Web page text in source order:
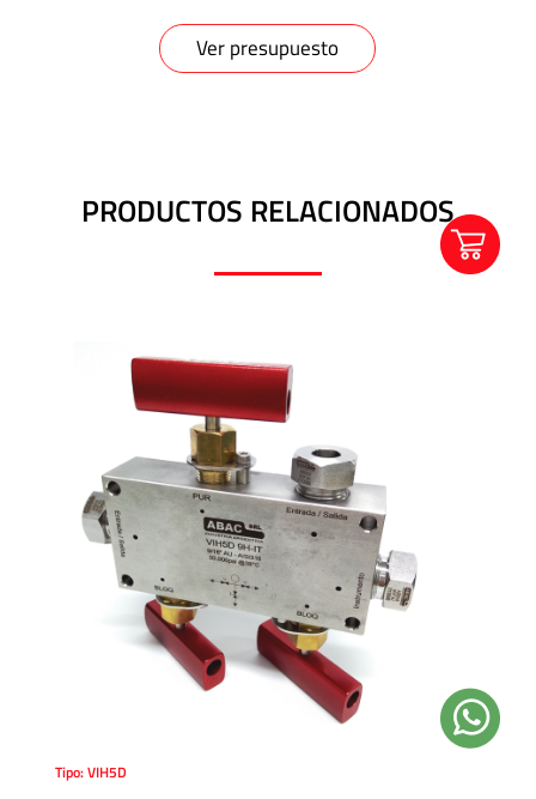
Ver presupuesto
PRODUCTOS RELACIONADOS
Tipo: VIH5D